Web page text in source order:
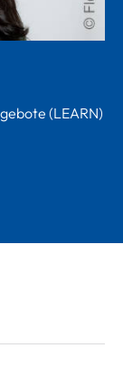
(LEARN)